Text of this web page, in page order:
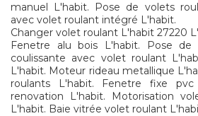
manuel L'habit. Pose de volets
avec volet roulant intégré L'habit.
Changer volet roulant L'habit 27220
Fenetre alu bois L'habit. Pose de
coulissante avec volet roulant
L'habit. Moteur rideau metallique
roulants L'habit. Fenetre fixe
renovation L'habit. Motorisation
L'habit. Baie vitrée volet roulant